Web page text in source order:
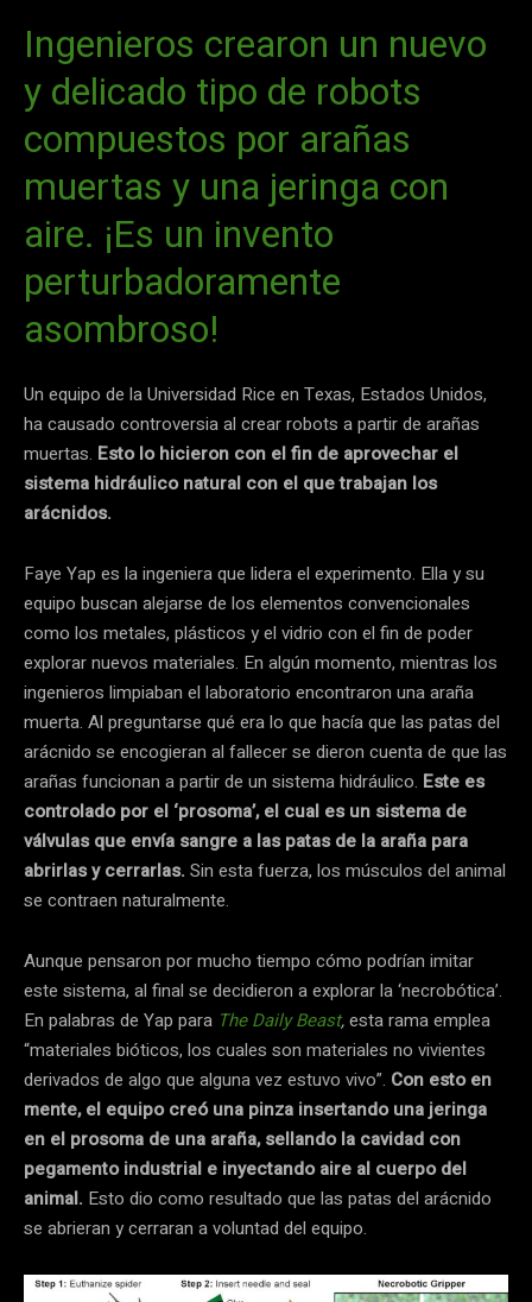
Ingenieros crearon un nuevo
y delicado tipo de robots
compuestos por arañas
muertas y una jeringa con
aire. ¡Es un invento
perturbadoramente
asombroso!
Un equipo de la Universidad Rice en Texas, Estados Unidos,
ha causado controversia al crear robots a partir de arañas
muertas. Esto lo hicieron con el fin de aprovechar el
sistema hidráulico natural con el que trabajan los
arácnidos.
Faye Yap es la ingeniera que lidera el experimento. Ella y su
equipo buscan alejarse de los elementos convencionales
como los metales, plásticos y el vidrio con el fin de poder
explorar nuevos materiales. En algún momento, mientras los
ingenieros limpiaban el laboratorio encontraron una araña
muerta. Al preguntarse qué era lo que hacía que las patas del
arácnido se encogieran al fallecer se dieron cuenta de que las
arañas funcionan a partir de un sistema hidráulico. Este es
controlado por el ‘prosoma’, el cual es un sistema de
válvulas que envía sangre a las patas de la araña para
abrirlas y cerrarlas. Sin esta fuerza, los músculos del animal
se contraen naturalmente.
Aunque pensaron por mucho tiempo cómo podrían imitar
este sistema, al final se decidieron a explorar la ‘necrobótica’.
En palabras de Yap para The Daily Beast,esta rama emplea
“materiales bióticos, los cuales son materiales no vivientes
derivados de algo que alguna vez estuvo vivo”. Con esto en
mente, el equipo creó una pinza insertando una jeringa
en el prosoma de una araña, sellando la cavidad con
pegamento industrial e inyectando aire al cuerpo del
animal. Esto dio como resultado que las patas del arácnido
se abrieran y cerraran a voluntad del equipo.